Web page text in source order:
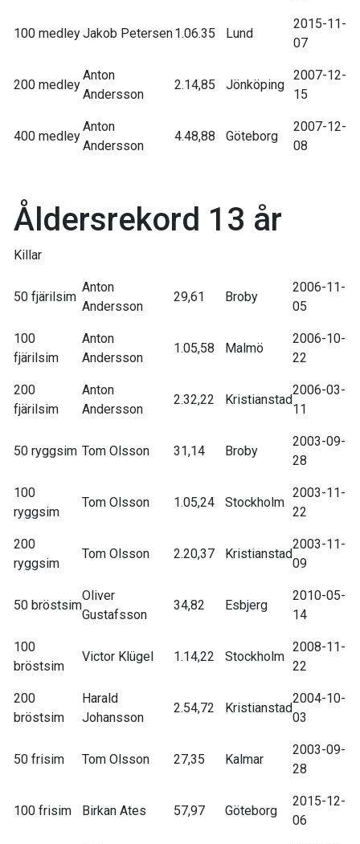
100 medleyJakob Petersen1.06.35 Lund
2015-11-
07
200 medley
Anton
Andersson
2.14,85 Jönköping
2007-12-
15
400 medley
Anton
Andersson
4.48,88 Göteborg
2007-12-
08
Åldersrekord 13 år
Killar
50 fjärilsim
Anton
Andersson
29,61 Broby
2006-11-
05
100
fjärilsim
Anton
Andersson
1.05,58 Malmö
2006-10-
22
200
fjärilsim
Anton
Andersson
2.32,22 Kristianstad
2006-03-
11
50 ryggsim Tom Olsson 31,14 Broby
2003-09-
28
100
ryggsim
Tom Olsson 1.05,24 Stockholm
2003-11-
22
200
ryggsim
Tom Olsson 2.20,37 Kristianstad
2003-11-
09
50 bröstsim
Oliver
Gustafsson
34,82 Esbjerg
2010-05-
14
100
bröstsim
Victor Klügel 1.14,22 Stockholm
2008-11-
22
200
bröstsim
Harald
Johansson
2.54,72 Kristianstad
2004-10-
03
50 frisim Tom Olsson 27,35 Kalmar
2003-09-
28
100 frisim Birkan Ates 57,97 Göteborg
2015-12-
06